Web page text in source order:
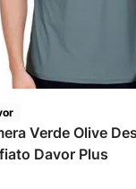
Verde Olive
Davor Plus